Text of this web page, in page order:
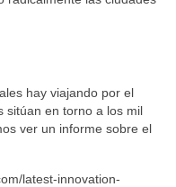
hay viajando por el
sitúan en torno a los mil
ver un informe sobre el
latest-innovation-